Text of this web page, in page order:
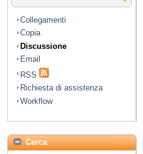
Collegamenti
Copia
Discussione
Email
RSS
Richiesta di assistenza
Workflow
Cerca